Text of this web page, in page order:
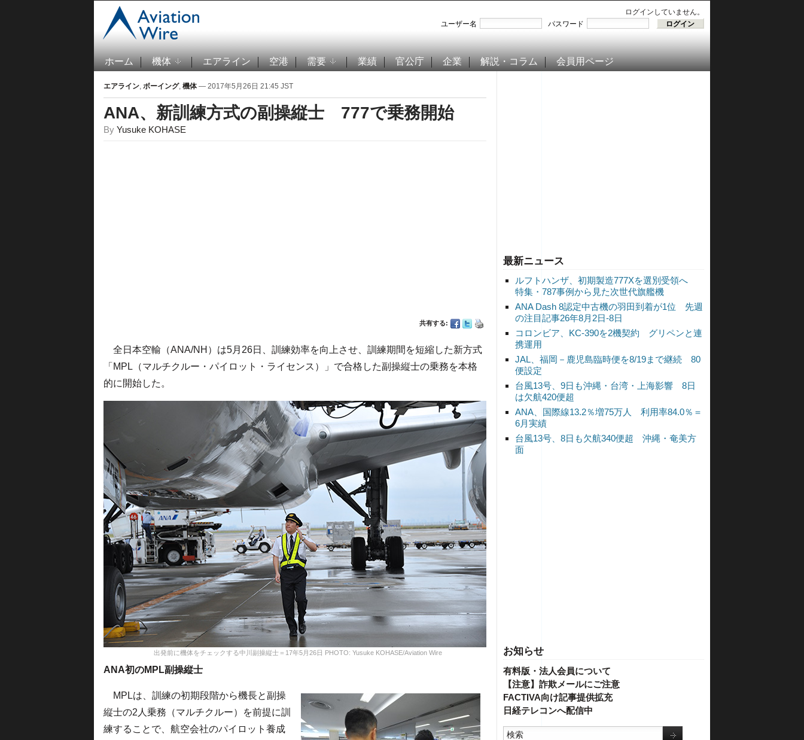
ログインしていません。
ユーザー名
パスワード
ホーム 機体 エアライン 空港 需要 業績 官公庁 企業 解説・コラム 会員用ページ
最新ニュース
ルフトハンザ、初期製造777Xを選別受領へ
特集・787事例から見た次世代旗艦機
ANA Dash 8認定中古機の羽田到着が1位 先週
の注目記事26年8月2日-8日
コロンビア、KC-390を2機契約 グリペンと連
携運用
JAL、福岡－鹿児島臨時便を8/19まで継続 80
便設定
台風13号、9日も沖縄・台湾・上海影響 8日
は欠航420便超
ANA、国際線13.2％増75万人 利用率84.0％＝
6月実績
台風13号、8日も欠航340便超 沖縄・奄美方
面
お知らせ
有料版・法人会員について
【注意】詐欺メールにご注意
FACTIVA向け記事提供拡充
日経テレコンへ配信中
エアライン, ボーイング, 機体— 2017年5月26日 21:45 JST
ANA、新訓練方式の副操縦士 777で乗務開始
By Yusuke KOHASE
共有する:
全日本空輸（ANA/NH）は5月26日、訓練効率を向上させ、訓練期間を短縮した新方式
「MPL（マルチクルー・パイロット・ライセンス）」で合格した副操縦士の乗務を本格
的に開始した。
出発前に機体をチェックする中川副操縦士＝17年5月26日 PHOTO: Yusuke KOHASE/Aviation Wire
ANA初のMPL副操縦士
MPLは、訓練の初期段階から機長と副操
縦士の2人乗務（マルチクルー）を前提に訓
練することで、航空会社のパイロット養成